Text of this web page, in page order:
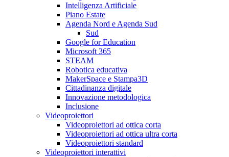
Intelligenza Artificiale
Piano Estate
Agenda Nord e Agenda Sud
Sud
Google for Education
Microsoft 365
STEAM
Robotica educativa
MakerSpace e Stampa3D
Cittadinanza digitale
Innovazione metodologica
Inclusione
Videoproiettori
Videoproiettori ad ottica corta
Videoproiettori ad ottica ultra corta
Videoproiettori standard
Videoproiettori interattivi